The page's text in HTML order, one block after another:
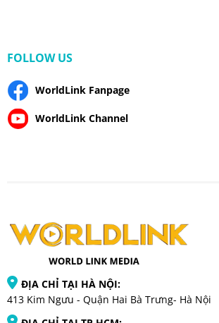
FOLLOW US
WorldLink Fanpage
WorldLink Channel
ĐỊA CHỈ TẠI HÀ NỘI:
413 Kim Ngưu - Quận Hai Bà Trưng- Hà Nội